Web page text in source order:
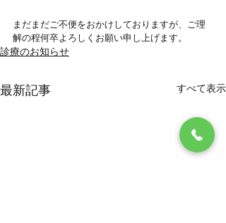
まだまだご不便をおかけしておりますが、ご理
解の程何卒よろしくお願い申し上げます。
診療のお知らせ
最新記事 すべて表示